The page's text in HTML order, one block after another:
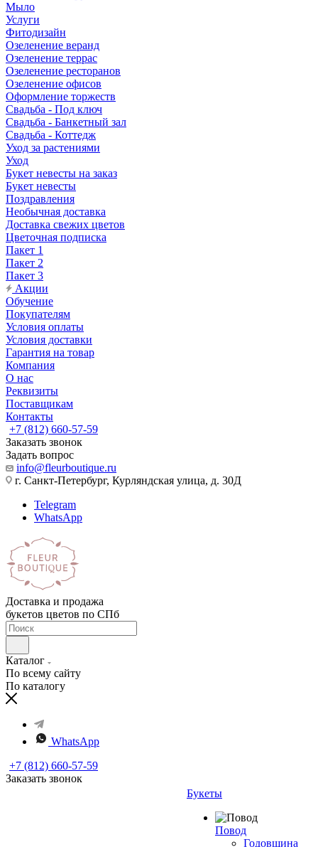
Мыло
Услуги
Фитодизайн
Озеленение веранд
Озеленение террас
Озеленение ресторанов
Озеленение офисов
Оформление торжеств
Свадьба - Под ключ
Свадьба - Банкетный зал
Свадьба - Коттедж
Уход за растениями
Уход
Букет невесты на заказ
Букет невесты
Поздравления
Необычная доставка
Доставка свежих цветов
Цветочная подписка
Пакет 1
Пакет 2
Пакет 3
Акции
Обучение
Покупателям
Условия оплаты
Условия доставки
Гарантия на товар
Компания
О нас
Реквизиты
Поставщикам
Контакты
+7 (812) 660-57-59
Заказать звонок
Задать вопрос
info@fleurboutique.ru
г. Санкт-Петербург, Курляндская улица, д. 30Д
Telegram
WhatsApp
Доставка и продажа
букетов цветов по СПб
Каталог
По всему сайту
По каталогу
WhatsApp
+7 (812) 660-57-59
Заказать звонок
Букеты
Повод
Годовщина